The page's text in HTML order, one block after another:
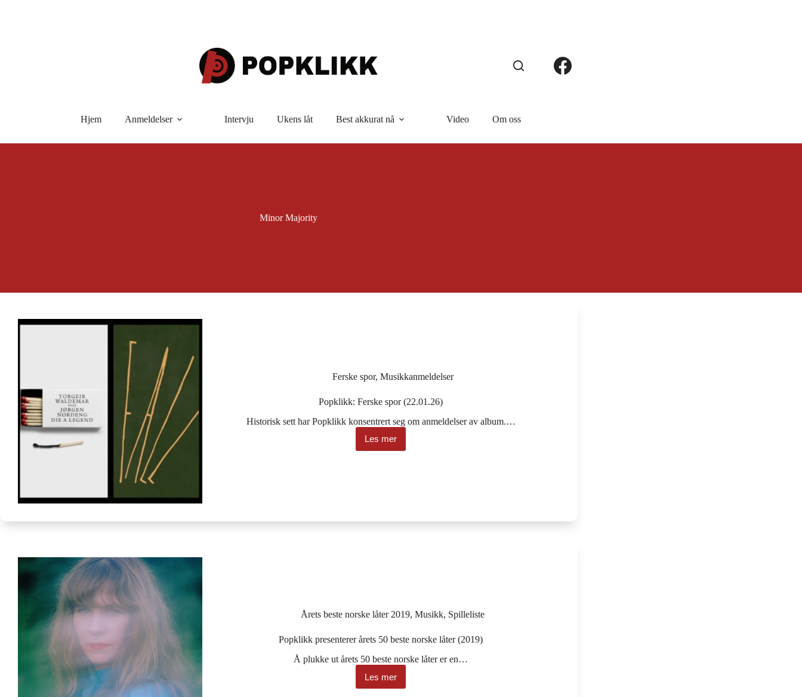
Hjem Anmeldelser Intervju Ukens låt Best akkurat nå Video Om oss
Minor Majority
Ferske spor, Musikkanmeldelser
Popklikk: Ferske spor (22.01.26)
Historisk sett har Popklikk konsentrert seg om anmeldelser av album.…
Les merPopklikk:
Ferske
Årets beste norske låter 2019,Musikk, Spilleliste
Popklikk presenterer årets 50 beste norske låter (2019)
Å plukke ut årets 50 beste norske låter er en…
Les mer
Popklikk
presenterer